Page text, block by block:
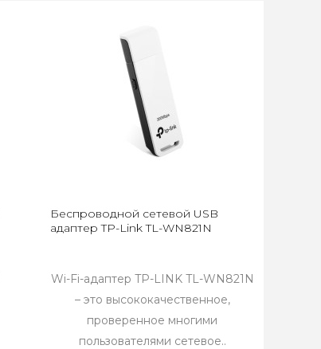
Беспроводной сетевой USB
адаптер TP-Link TL-WN821N
Wi-Fi-адаптер TP-LINK TL-WN821N
– это высококачественное,
проверенное многими
пользователями сетевое..